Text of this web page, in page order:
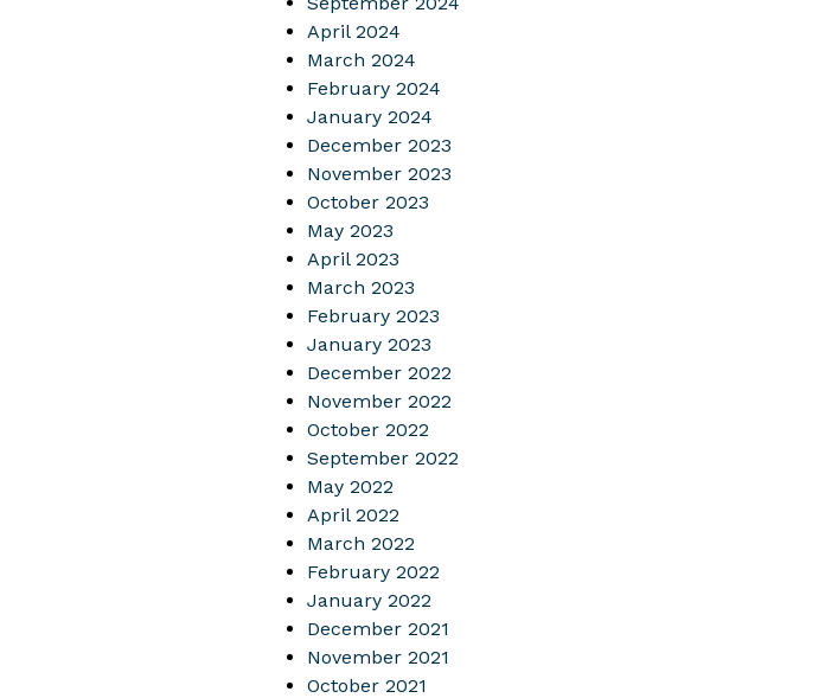
April 2024
March 2024
February 2024
January 2024
December 2023
November 2023
October 2023
May 2023
April 2023
March 2023
February 2023
January 2023
December 2022
November 2022
October 2022
September 2022
May 2022
April 2022
March 2022
February 2022
January 2022
December 2021
November 2021
October 2021